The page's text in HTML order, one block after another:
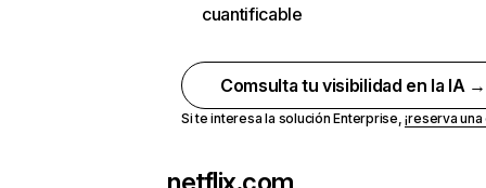
cuantificable
Comsulta tu visibilidad en la IA →
Si te interesa la solución Enterprise,¡reserva